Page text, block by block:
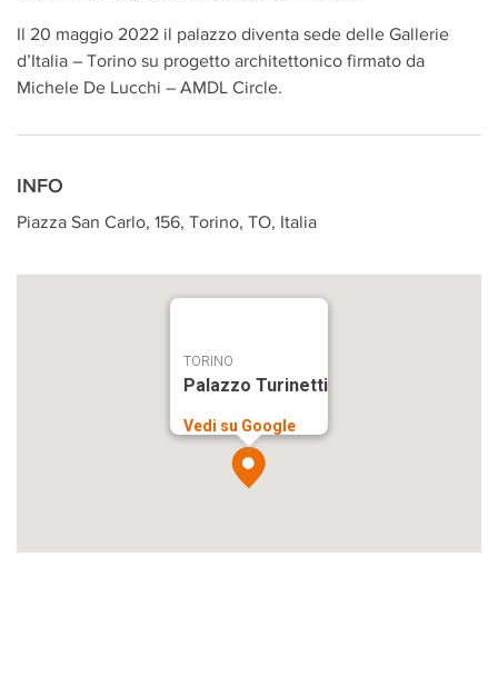
Il 20 maggio 2022 il palazzo diventa sede delle Gallerie
d’Italia – Torino su progetto architettonico firmato da
Michele De Lucchi – AMDL Circle.
INFO
Piazza San Carlo, 156, Torino, TO, Italia
TORINO
Palazzo Turinetti
Vedi su Google